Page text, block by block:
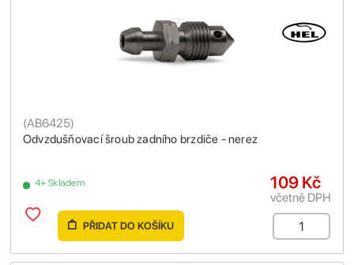
Odvzdušňovací šroub zadního brzdiče - nerez
(AB6425)
4+ Skladem 109 Kč
včetně DPH
PŘIDAT DO KOŠÍKU